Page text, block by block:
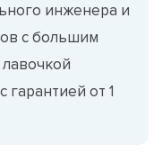
инженера и
с большим
гарантией от 1